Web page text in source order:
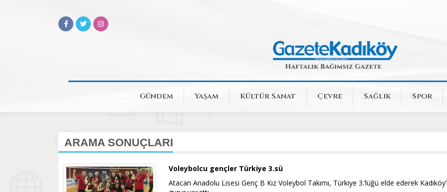
Gündem Yaşam Kültür Sanat Çevre Sağlık Spor
ARAMA SONUÇLARI
Voleybolcu gençler Türkiye 3.sü
Atacan Anadolu Lisesi Genç B Kız Voleybol Takımı, Türkiye 3.’lüğü elde ederek